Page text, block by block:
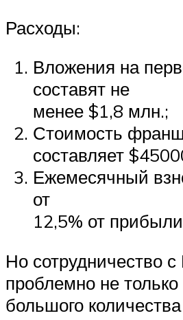
Расходы:
Вложения на
составят не
менее $1,8 млн.;
Стоимость
составляет
Ежемесячный
от
12,5% от
Но сотрудничество
проблемно не
большого